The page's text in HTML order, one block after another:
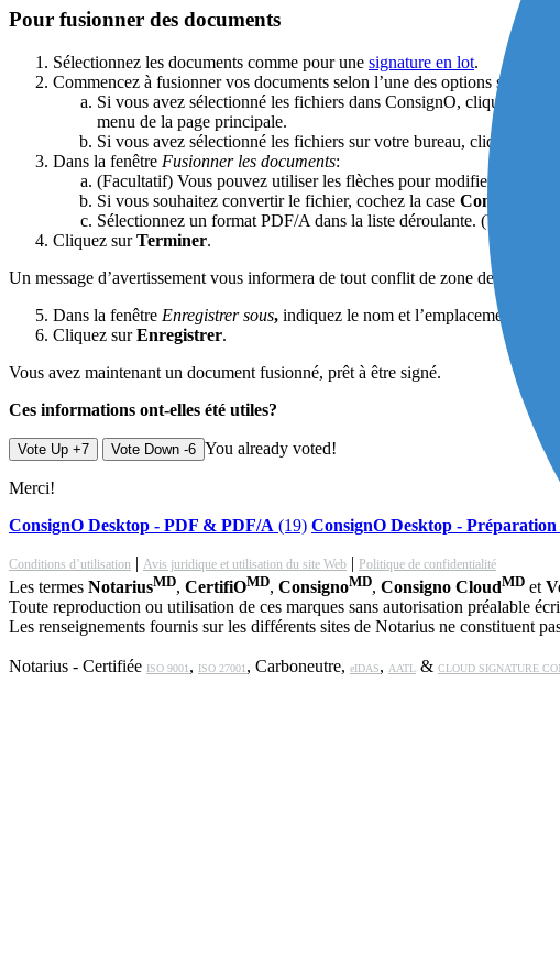
Pour fusionner des documents
Sélectionnez les documents comme pour une signature en lot.
Commencez à fusionner vos documents selon l’une des options suivantes :
Si vous avez sélectionné les fichiers dans ConsignO, cliquez
menu de la page principale.
Si vous avez sélectionné les fichiers sur votre bureau, cliquez
Dans la fenêtre Fusionner les documents:
(Facultatif) Vous pouvez utiliser les flèches pour modifier l’ordre
Si vous souhaitez convertir le fichier, cochez la case Convertir le
Sélectionnez un format PDF/A dans la liste déroulante. (Voir
Cliquez surTerminer.
Un message d’avertissement vous informera de tout conflit de zone de
Dans la fenêtre Enregistrer sous, indiquez le nom et l’emplacement du
Cliquez surEnregistrer.
Vous avez maintenant un document fusionné, prêt à être signé.
Ces informations ont-elles été utiles?
Vote Up +7 Vote Down -6 You already voted!
Merci!
ConsignO Desktop - PDF & PDF/A (19) ConsignO Desktop - Préparation
Conditions d’utilisation | Avis juridique et utilisation du site Web | Politique de confidentialité
Les termes NotariusMD, CertifiOMD, ConsignoMD, Consigno CloudMD et
Toute reproduction ou utilisation de ces marques sans autorisation préalable
Les renseignements fournis sur les différents sites de Notarius ne constituent
Notarius - Certifiée ISO 9001 , ISO 27001 , Carboneutre, eIDAS, AATL & CLOUD SIGNATURE